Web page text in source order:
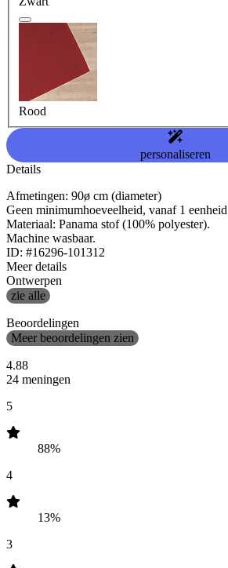
Rood
personaliseren
Details
Afmetingen: 90ø cm (diameter)
Geen minimumhoeveelheid, vanaf 1 eenheid
Materiaal: Panama stof (100% polyester).
Machine wasbaar.
ID: #16296-101312
Meer details
Ontwerpen
zie alle
Beoordelingen
Meer beoordelingen zien
4.88
24 meningen
5
88%
4
13%
3